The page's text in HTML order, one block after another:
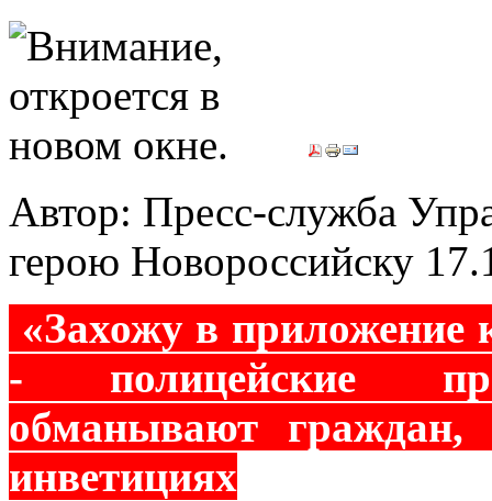
Автор: Пресс-служба
герою Новороссийску
«Захожу в приложение
- полицейские
обманывают граждан,
инветициях